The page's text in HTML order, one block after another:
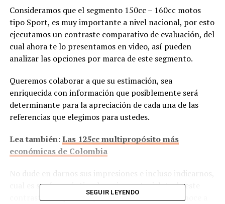
Consideramos que el segmento 150cc – 160cc motos
tipo Sport, es muy importante a nivel nacional, por esto
ejecutamos un contraste comparativo de evaluación, del
cual ahora te lo presentamos en video, así pueden
analizar las opciones por marca de este segmento.
Queremos colaborar a que su estimación, sea
enriquecida con información que posiblemente será
determinante para la apreciación de cada una de las
referencias que elegimos para ustedes.
Lea también:Las 125cc multipropósito más
económicas de Colombia
No dude en darnos sus impresiones e incluso indicarnos,
cual es según su óptica, la mejor motocicleta de este
contraste comparativo, cual recomendaría si conoce a
SEGUIR LEYENDO